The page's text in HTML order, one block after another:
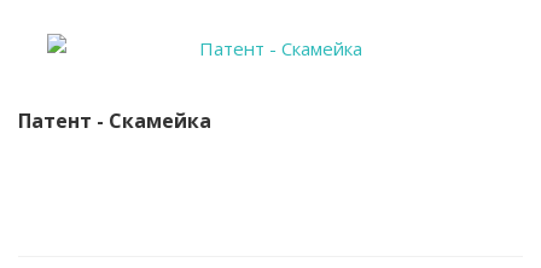
Патент - Скамейка